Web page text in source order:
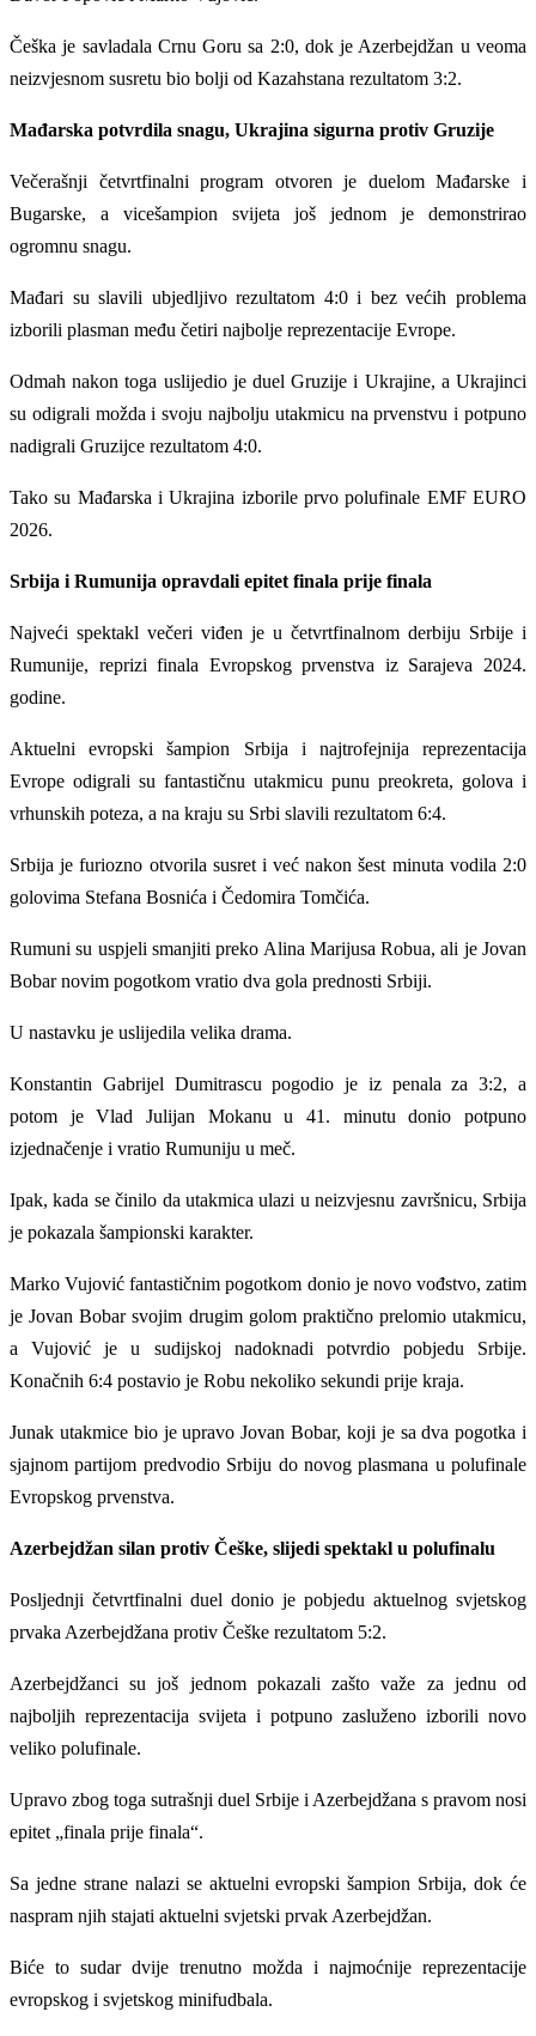
Češka je savladala Crnu Goru sa 2:0, dok je Azerbejdžan u veoma
neizvjesnom susretu bio bolji od Kazahstana rezultatom 3:2.
Mađarska potvrdila snagu, Ukrajina sigurna protiv Gruzije
Večerašnji četvrtfinalni program otvoren je duelom Mađarske i
Bugarske, a vicešampion svijeta još jednom je demonstrirao
ogromnu snagu.
Mađari su slavili ubjedljivo rezultatom 4:0 i bez većih problema
izborili plasman među četiri najbolje reprezentacije Evrope.
Odmah nakon toga uslijedio je duel Gruzije i Ukrajine, a Ukrajinci
su odigrali možda i svoju najbolju utakmicu na prvenstvu i potpuno
nadigrali Gruzijce rezultatom 4:0.
Tako su Mađarska i Ukrajina izborile prvo polufinale EMF EURO
2026.
Srbija i Rumunija opravdali epitet finala prije finala
Najveći spektakl večeri viđen je u četvrtfinalnom derbiju Srbije i
Rumunije, reprizi finala Evropskog prvenstva iz Sarajeva 2024.
godine.
Aktuelni evropski šampion Srbija i najtrofejnija reprezentacija
Evrope odigrali su fantastičnu utakmicu punu preokreta, golova i
vrhunskih poteza, a na kraju su Srbi slavili rezultatom 6:4.
Srbija je furiozno otvorila susret i već nakon šest minuta vodila 2:0
golovima Stefana Bosnića i Čedomira Tomčića.
Rumuni su uspjeli smanjiti preko Alina Marijusa Robua, ali je Jovan
Bobar novim pogotkom vratio dva gola prednosti Srbiji.
U nastavku je uslijedila velika drama.
Konstantin Gabrijel Dumitrascu pogodio je iz penala za 3:2, a
potom je Vlad Julijan Mokanu u 41. minutu donio potpuno
izjednačenje i vratio Rumuniju u meč.
Ipak, kada se činilo da utakmica ulazi u neizvjesnu završnicu, Srbija
je pokazala šampionski karakter.
Marko Vujović fantastičnim pogotkom donio je novo vođstvo, zatim
je Jovan Bobar svojim drugim golom praktično prelomio utakmicu,
a Vujović je u sudijskoj nadoknadi potvrdio pobjedu Srbije.
Konačnih 6:4 postavio je Robu nekoliko sekundi prije kraja.
Junak utakmice bio je upravo Jovan Bobar, koji je sa dva pogotka i
sjajnom partijom predvodio Srbiju do novog plasmana u polufinale
Evropskog prvenstva.
Azerbejdžan silan protiv Češke, slijedi spektakl u polufinalu
Posljednji četvrtfinalni duel donio je pobjedu aktuelnog svjetskog
prvaka Azerbejdžana protiv Češke rezultatom 5:2.
Azerbejdžanci su još jednom pokazali zašto važe za jednu od
najboljih reprezentacija svijeta i potpuno zasluženo izborili novo
veliko polufinale.
Upravo zbog toga sutrašnji duel Srbije i Azerbejdžana s pravom nosi
epitet „finala prije finala“.
Sa jedne strane nalazi se aktuelni evropski šampion Srbija, dok će
naspram njih stajati aktuelni svjetski prvak Azerbejdžan.
Biće to sudar dvije trenutno možda i najmoćnije reprezentacije
evropskog i svjetskog minifudbala.